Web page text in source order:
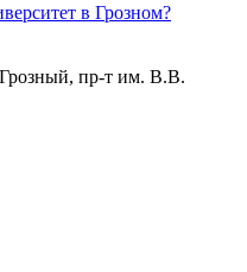
в Грозном?
пр-т им. В.В.